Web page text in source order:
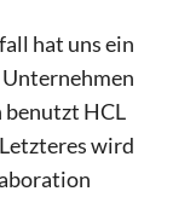
hat uns ein
HCL
wird